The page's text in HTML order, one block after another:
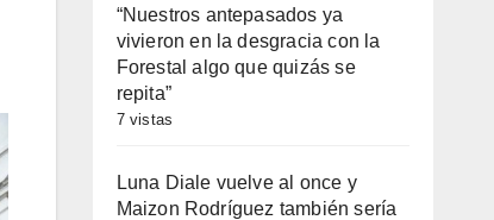
“Nuestros antepasados ya
vivieron en la desgracia con la
Forestal algo que quizás se
repita”
7 vistas
Luna Diale vuelve al once y
Maizon Rodríguez también sería